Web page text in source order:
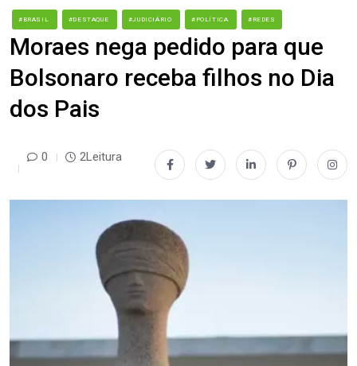
#BRASIL #DESTAQUE #JUDICIÁRIO #POLÍTICA #REDES
Moraes nega pedido para que
Bolsonaro receba filhos no Dia
dos Pais
0 2Leitura